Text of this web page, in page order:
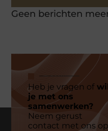
Geen berichten
Heb je vragen of
je met ons
samenwerken?
Neem gerust
contact met ons